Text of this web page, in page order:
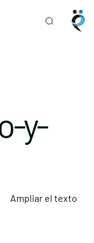
y-
Ampliar el texto